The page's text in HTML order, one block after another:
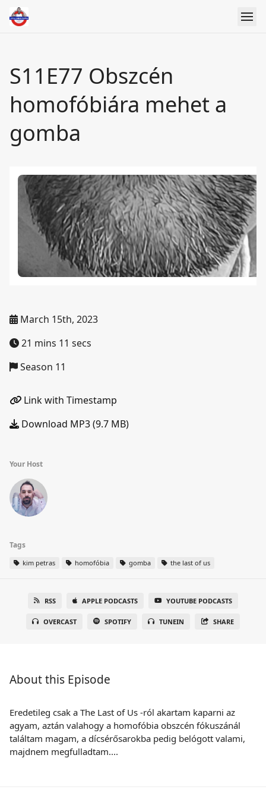
S11E77 Obszcén
homofóbiára mehet a
gomba
March 15th, 2023
21 mins 11 secs
Season 11
Link with Timestamp
Download MP3 (9.7 MB)
Your Host
Tags
kim petras homofóbia gomba the last of us
RSS APPLE PODCASTS YOUTUBE PODCASTS
OVERCAST SPOTIFY TUNEIN SHARE
About this Episode
Eredetileg csak a The Last of Us -ról akartam kaparni az
agyam, aztán valahogy a homofóbia obszcén fókuszánál
találtam magam, a dícsérősarokba pedig belógott valami,
majdnem megfulladtam....